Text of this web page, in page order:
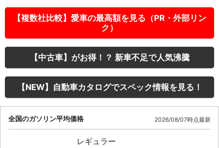
【複数社比較】愛車の最高額を見る（PR・外部リン
ク）
【中古車】がお得！？ 新車不足で人気沸騰
【NEW】自動車カタログでスペック情報を見る！
全国のガソリン平均価格 2026/08/07時点最新
レギュラー